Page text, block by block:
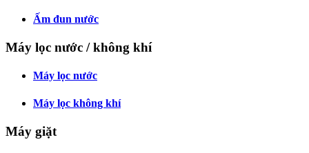
Ấm đun nước
Máy lọc nước / không khí
Máy lọc nước
Máy lọc không khí
Máy giặt